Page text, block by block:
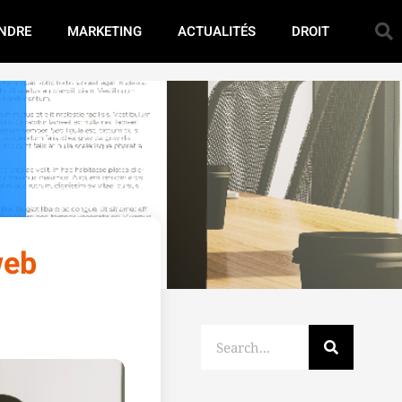
MARKETING ACTUALITÉS DROIT